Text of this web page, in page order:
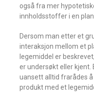
også fra mer
innholdsstoffer i en
Dersom man etter et
interaksjon mellom et
legemiddel er
er undersøkt eller
uansett alltid frarådes
produkt med et